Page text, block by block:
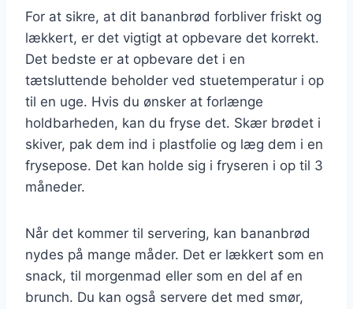
For at sikre, at dit bananbrød forbliver friskt og
lækkert, er det vigtigt at opbevare det korrekt.
Det bedste er at opbevare det i en
tætsluttende beholder ved stuetemperatur i op
til en uge. Hvis du ønsker at forlænge
holdbarheden, kan du fryse det. Skær brødet i
skiver, pak dem ind i plastfolie og læg dem i en
frysepose. Det kan holde sig i fryseren i op til 3
måneder.
Når det kommer til servering, kan bananbrød
nydes på mange måder. Det er lækkert som en
snack, til morgenmad eller som en del af en
brunch. Du kan også servere det med smør,